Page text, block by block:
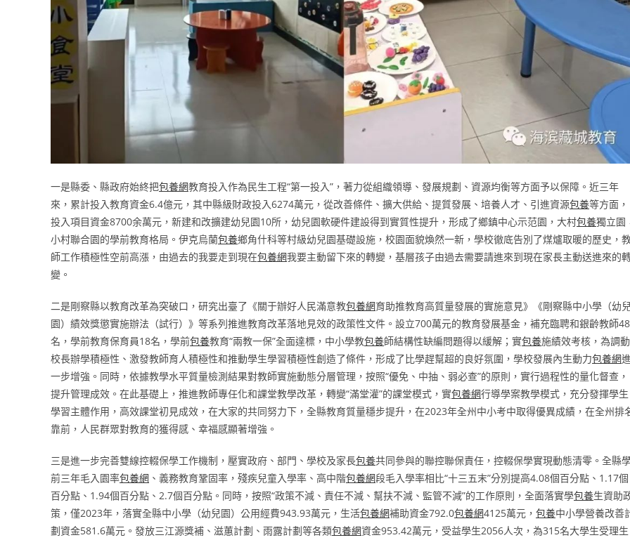
一是縣委、縣政府始終把包養網教育投入作為民生工程“第一投入”，著力從組織領導、發展規劃、資源均衡等方面予以保障。近三年
來，累計投入教育資金6.4億元，其中縣級財政投入6274萬元，從改善條件、擴大供給、提質發展、培養人才、引進資源包養等方面，
投入項目資金8700余萬元，新建和改擴建幼兒園10所，幼兒園軟硬件建設得到實質性提升，形成了鄉鎮中心示范園，大村包養獨立園
小村聯合園的學前教育格局。伊克烏蘭包養鄉角什科等村級幼兒園基礎設施，校園面貌煥然一新，學校徹底告別了煤爐取暖的歷史，
師工作積極性空前高漲，由過去的我要走到現在包養網我要主動留下來的轉變，基層孩子由過去需要請進來到現在家長主動送進來的
變。
二是剛察縣以教育改革為突破口，研究出臺了《關于辦好人民滿意教包養網育助推教育高質量發展的實施意見》《剛察縣中小學（幼
園）績效獎懲實施辦法（試行）》等系列推進教育改革落地見效的政策性文件。設立700萬元的教育發展基金，補充臨聘和銀齡教師48
名，學前教育保育員18名，學前包養教育“兩教一保”全面達標，中小學教包養師結構性缺編問題得以緩解；實包養施績效考核，為調動
校長辦學積極性、激發教師育人積極性和推動學生學習積極性創造了條件，形成了比學趕幫超的良好氛圍，學校發展內生動力包養網
一步增強。同時，依據教學水平質量檢測結果對教師實施動態分層管理，按照“優免、中抽、弱必查”的原則，實行過程性的量化督查，
提升管理成效。在此基礎上，推進教師專任化和課堂教學改革，轉變“滿堂灌”的課堂模式，實包養網行導學案教學模式，充分發揮學生
學習主體作用，高效課堂初見成效，在大家的共同努力下，全縣教育質量穩步提升，在2023年全州中小考中取得優異成績，在全州排
靠前，人民群眾對教育的獲得感、幸福感顯著增強。
三是進一步完善雙線控輟保學工作機制，壓實政府、部門、學校及家長包養共同參與的聯控聯保責任，控輟保學實現動態清零。全縣
前三年毛入園率包養網 、義務教育鞏固率，殘疾兒童入學率、高中階包養網段毛入學率相比“十三五末”分別提高4.08個百分點、1.17個
百分點、1.94個百分點、2.7個百分點。同時，按照“政策不減、責任不減、幫扶不減、監管不減”的工作原則，全面落實學包養生資助
策，僅2023年，落實全縣中小學（幼兒園）公用經費943.93萬元，生活包養網補助資金792.0包養網4125萬元， 包養中小學營養改善
劃資金581.6萬元。發放三江源獎補、滋蕙計劃、雨露計劃等各類包養網資金953.42萬元，受益學生2056人次，為315名大學生受理生